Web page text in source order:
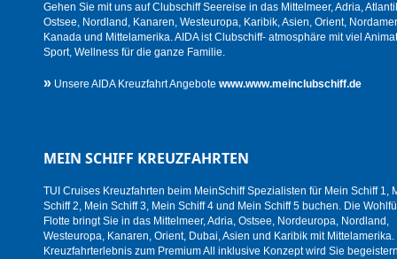
Gehen Sie mit uns auf Clubschiff Seereise in das Mittelmeer, Adria,
Ostsee, Nordland, Kanaren, Westeuropa, Karibik, Asien, Orient,
Kanada und Mittelamerika. AIDA ist Clubschiff- atmosphäre mit viel
Sport, Wellness für die ganze Familie.
» Unsere AIDA Kreuzfahrt Angebote www.www.meinclubschiff.de
MEIN SCHIFF KREUZFAHRTEN
TUI Cruises Kreuzfahrten beim MeinSchiff Spezialisten für Mein Schiff 1,
Schiff 2, Mein Schiff 3, Mein Schiff 4 und Mein Schiff 5 buchen. Die
Flotte bringt Sie in das Mittelmeer, Adria, Ostsee, Nordeuropa, Nordland,
Westeuropa, Kanaren, Orient, Dubai, Asien und Karibik mit Mittelamerika.
Kreuzfahrterlebnis zum Premium All inklusive Konzept wird Sie